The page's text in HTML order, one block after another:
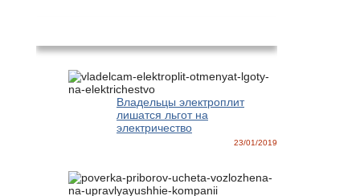
Владельцы электроплит
лишатся льгот на
электричество
23/01/2019